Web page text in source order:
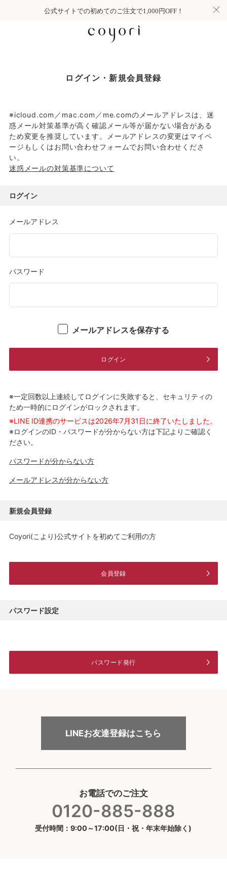
公式サイトでの初めてのご注文で1,000円OFF！
ログイン・新規会員登録
※icloud.com／mac.com／me.comのメールアドレスは、迷
惑メール対策基準が高く確認メール等が届かない場合がある
ため変更を推奨しています。メールアドレスの変更はマイペ
ージもしくはお問い合わせフォームでお問い合わせくださ
い。
迷惑メールの対策基準について
ログイン
メールアドレス
パスワード
メールアドレスを保存する
ログイン
※一定回数以上連続してログインに失敗すると、セキュリティの
ため一時的にログインがロックされます。
※LINE ID連携のサービスは2026年7月31日に終了いたしました。
※ログインのID・パスワードが分からない方は下記よりご確認く
ださい。
パスワードが分からない方
メールアドレスが分からない方
新規会員登録
Coyori(こより)公式サイトを初めてご利用の方
会員登録
パスワード設定
パスワード発行
LINEお友達登録はこちら
お電話でのご注文
0120-885-888
受付時間：9:00～17:00(日・祝・年末年始除く)